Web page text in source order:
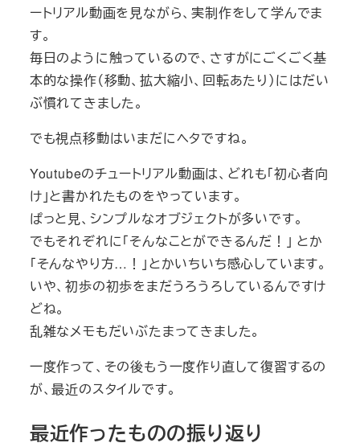
ートリアル動画を見ながら、実制作をして学んでま
す。
毎日のように触っているので、さすがにごくごく基
本的な操作（移動、拡大縮小、回転あたり）にはだい
ぶ慣れてきました。
でも視点移動はいまだにヘタですね。
Youtubeのチュートリアル動画は、どれも「初心者向
け」と書かれたものをやっています。
ぱっと見、シンプルなオブジェクトが多いです。
でもそれぞれに「そんなことができるんだ！」 とか
「そんなやり方…！」とかいちいち感心しています。
いや、初歩の初歩をまだうろうろしているんですけ
どね。
乱雑なメモもだいぶたまってきました。
一度作って、その後もう一度作り直して復習するの
が、最近のスタイルです。
最近作ったものの振り返り